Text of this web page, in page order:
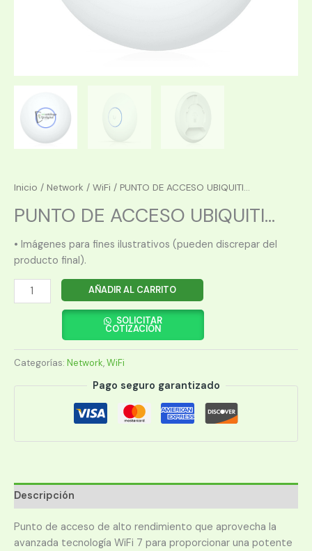
Inicio / Network / WiFi / PUNTO DE ACCESO UBIQUITI...
PUNTO DE ACCESO UBIQUITI...
• Imágenes para fines ilustrativos (pueden discrepar del
producto final).
PUNTO
DE
U7-
LITE
cantidad
AÑADIR AL CARRITO
SOLICITAR
COTIZACIÓN
Categorías: Network,WiFi
Pago seguro garantizado
Descripción
Punto de acceso de alto rendimiento que aprovecha la
avanzada tecnología WiFi 7 para proporcionar una potente